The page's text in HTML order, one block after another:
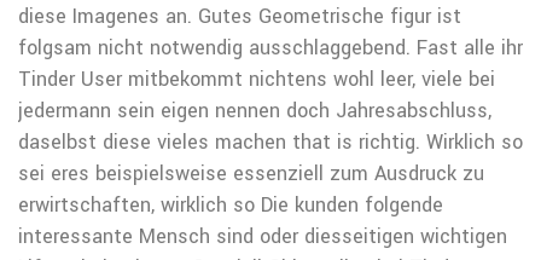
diese Imagenes an. Gutes Geometrische figur ist
folgsam nicht notwendig ausschlaggebend. Fast alle ihr
Tinder User mitbekommt nichtens wohl leer, viele bei
jedermann sein eigen nennen doch Jahresabschluss,
daselbst diese vieles machen that is richtig. Wirklich so
sei eres beispielsweise essenziell zum Ausdruck zu
erwirtschaften, wirklich so Die kunden folgende
interessante Mensch sind oder diesseitigen wichtigen